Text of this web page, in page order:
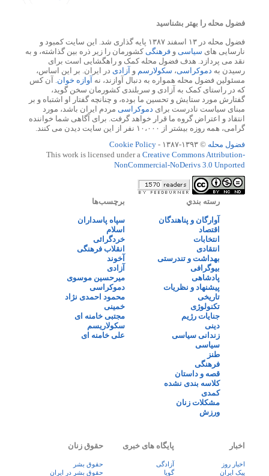
فضول محله را بهتر بشناسید
فضول محله در ۱۳ اسفند ۱۳۸۷ پایه گذاری شد. این سایت کمبود و
نارسایی های سیاسی و فرهنگیکشورمان را زیر ذره بین گذاشته، و به
نقد می پردازد. هدف فضول محله کمک و راهگشایی است برای
رسیدن به دموکراسی، سکولارسم و آزادی در ایران. بر این اساس،
مسئولین فضول محله همواره به دنبال آوازند، نه آوازه خوان. آن کس
که در راستای کمک به آزادی و سربلندی کشورمان سخن گوید،
گفتارش مورد ستایش و تحسین ما بوده، و چنانچه گفتار او اشتباه و بر
مبنای سیاست نادرست برای دموکراسی مردم ایران باشد، مورد
انتقاد و اعتراض گروه ما قرار خواهد گرفت. برای آگاهی شما خواننده
گرامی، همه روزه بیشتر از ۱۰،۰۰۰ نفر از این سایت دیدن می کنند.
فضول محله © ۱۳۹۳-۱۳۸۷ -
Cookie Policy
This work is licensed under a Creative Commons Attribution-
NonCommercial-NoDerivs 3.0 Unported
رسته بندي
آوارگان و پناهندگان
اقتصاد
انتخابات
انتقادی
بهداشت و تندرستی
بیوگرافی
پادشاهی
پیشنهاد و نظریات
تاریخی
تکنولوژی
جنایات رژیم
دینی
زندانی سیاسی
سیاسی
طنز
فرهنگی
قصه و داستان
کلاسه بندی نشده
کمدی
مشکلات زنان
ورزش
برچسب‌ها
سپاه پاسداران
اسلام
خردگرائی
انقلاب فرهنگی
آخوند
آزادی
میرحسین موسوی
دموکراسی
محمود احمدی نژاد
خمینی
مجتبی خامنه ای
سکولاریسم
علی خامنه ای
اخبار
اخبار روز
پيک ايران
پایگاه های خبری
آزادگی
گویا
حقوق زنان
حقوق بشر
حقوق بشر در ایران